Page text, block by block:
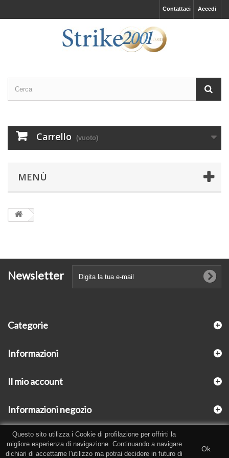
Accedi
Contattaci
Carrello (vuoto)
MENÙ
Newsletter
Categorie
Informazioni
Il mio account
Informazioni negozio
Questo sito utilizza i Cookie di profilazione per offrirti la
migliore esperienza di navigazione. Continuando a navigare
dichiari di accettarne l'utilizzo ma potrai decidere in futuro di
Ok